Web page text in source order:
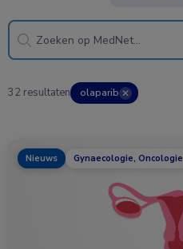
32 resultaten olaparib ✕
Nieuws Gynaecologie, Oncologie